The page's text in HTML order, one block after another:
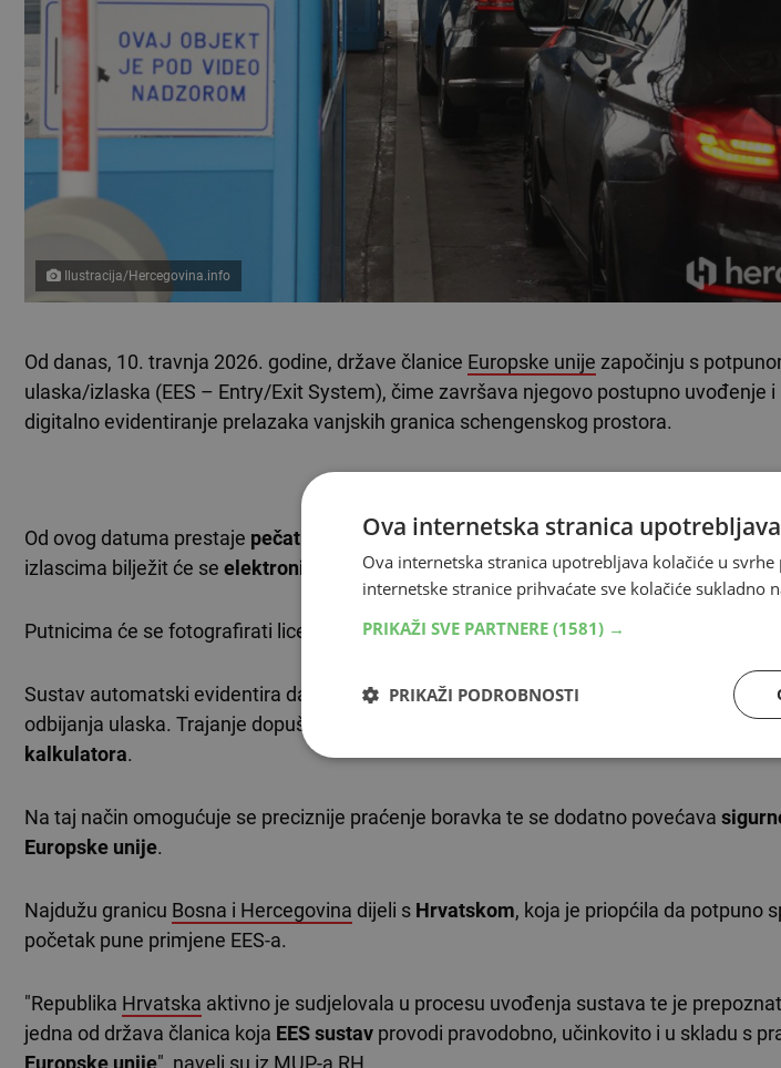
Ilustracija/Hercegovina.info
Od danas, 10. travnja 2026. godine, države članice Europske unije započinju s
ulaska/izlaska (EES – Entry/Exit System), čime završava njegovo postupno uvođenje
digitalno evidentiranje prelazaka vanjskih granica schengenskog prostora.
Od ovog datuma prestaje pečatiranje
putnih isprava državljana trećih zemalja, a svi
izlascima bilježit će se elektronički u EES sustavu.
Putnicima će se fotografirati lice te uzimatiotisci prstijui osobni podaci iz putne
Sustav automatski evidentira datum i mjesto ulaska i izlaska, trajanje dopuštenog
odbijanja ulaska. Trajanje dopuštenog boravka precizno se izračunava putem
kalkulatora.
Na taj način omogućuje se preciznije praćenje boravka te se dodatno povećava
Europske unije.
Najdužu granicu Bosna i Hercegovina dijeli s Hrvatskom, koja je priopćila da potpuno
početak pune primjene EES-a.
"Republika Hrvatska aktivno je sudjelovala u procesu uvođenja sustava te je
jedna od država članica koja EES sustav provodi pravodobno, učinkovito i u skladu s
Europske unije", naveli su iz MUP-a RH.
Ova internetska stranica
Ova internetska stranica upotrebljava kolačiće u
internetske stranice prihvaćate sve kolačiće sukladno
PRIKAŽI SVE PARTNERE (1581) →
PRIKAŽI PODROBNOSTI